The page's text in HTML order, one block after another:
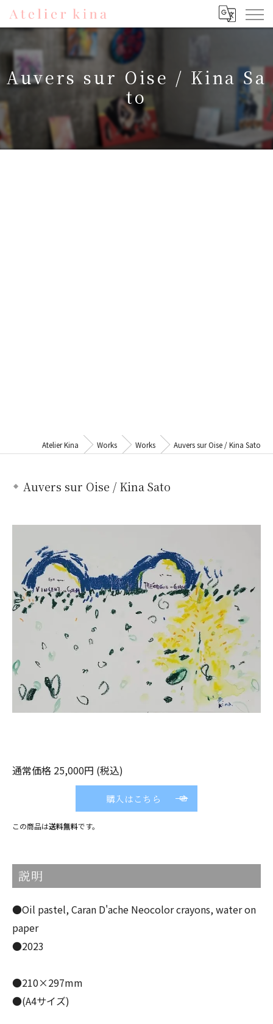
Auvers sur Oise / Kina Sa
to
Atelier Kina Works Works Auvers sur Oise / Kina Sato
Auvers sur Oise / Kina Sato
通常価格 25,000円 (税込)
購入はこちら
この商品は送料無料です。
説明
●Oil pastel, Caran D'ache Neocolor crayons, water on
paper
●2023
●210×297mm
●(A4サイズ)